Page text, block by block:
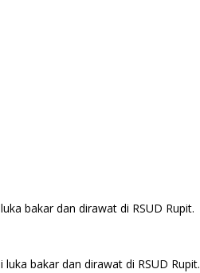
bakar dan dirawat di RSUD Rupit.
bakar dan dirawat di RSUD Rupit.